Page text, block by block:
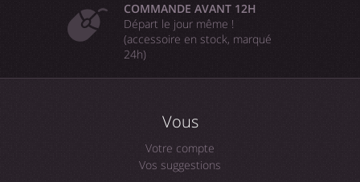
COMMANDE AVANT 12H
Départ le jour même !
(accessoire en stock, marqué
24h)
Vous
Votre compte
Vos suggestions